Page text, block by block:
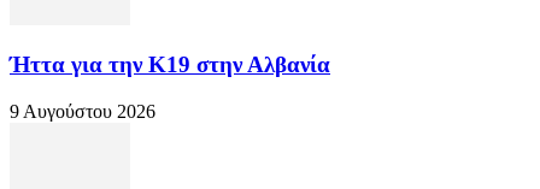
Ήττα για την Κ19 στην Αλβανία
9 Αυγούστου 2026